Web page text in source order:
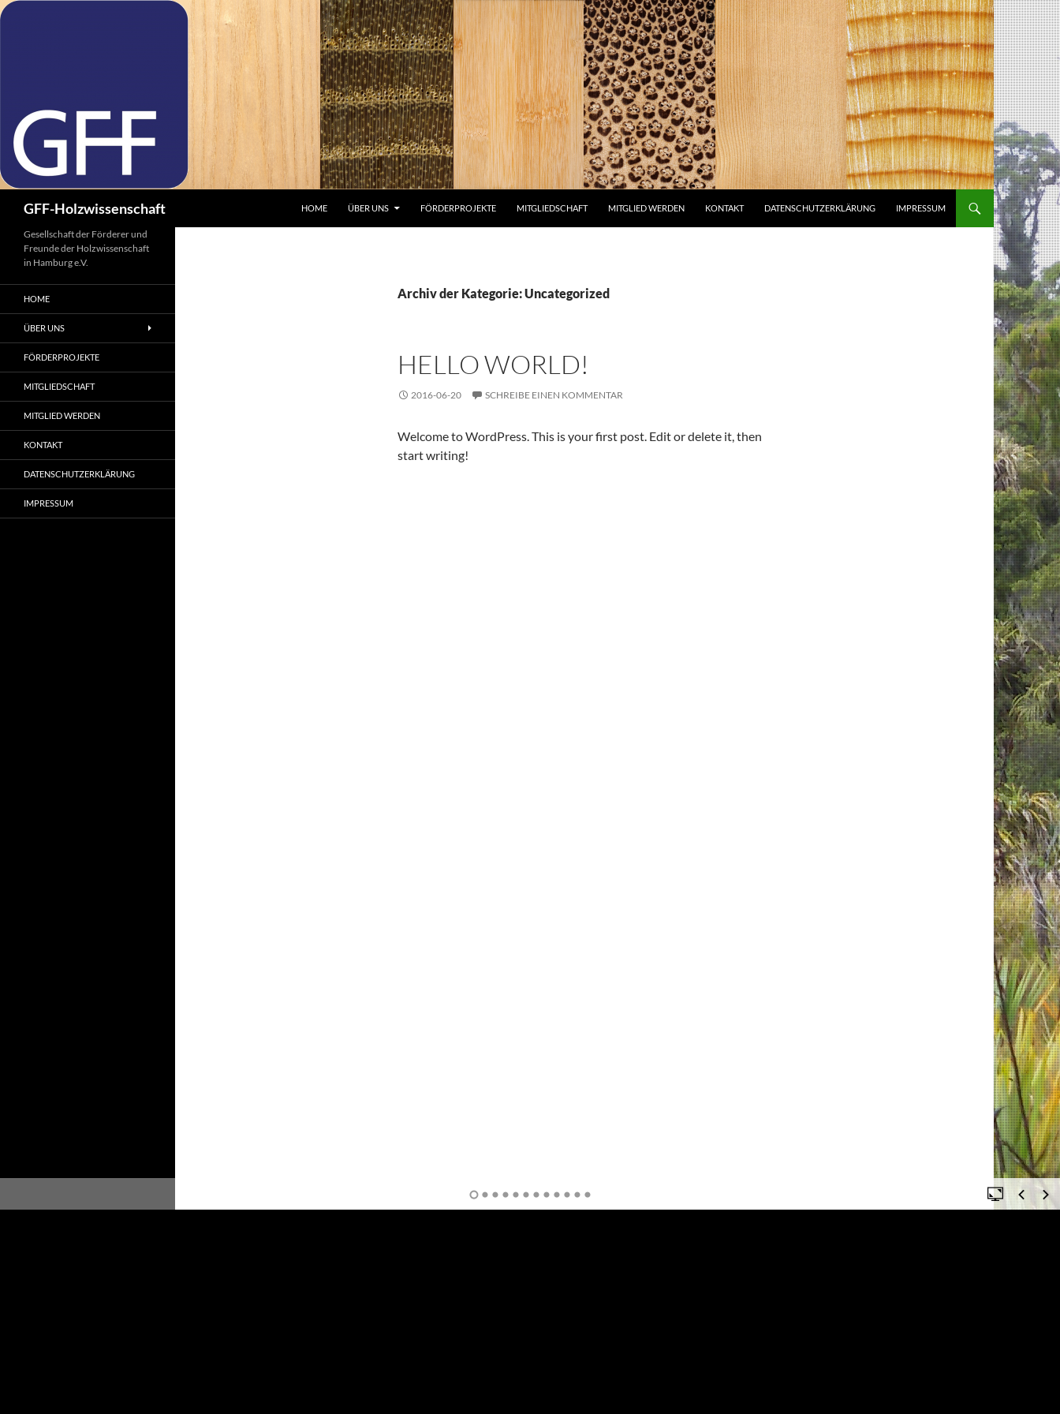
GFF-Holzwissenschaft
HOME
ÜBER UNS FÖRDERPROJEKTE MITGLIEDSCHAFT MITGLIED WERDEN KONTAKT DATENSCHUTZERKLÄRUNG IMPRESSUM
Archiv der Kategorie: Uncategorized
HELLO WORLD!
2016-06-20 SCHREIBE EINEN KOMMENTAR
Welcome to WordPress. This is your first post. Edit or delete it, then
start writing!
Gesellschaft der Förderer und
Freunde der Holzwissenschaft
in Hamburg e.V.
HOME
ÜBER UNS
FÖRDERPROJEKTE
MITGLIEDSCHAFT
MITGLIED WERDEN
KONTAKT
DATENSCHUTZERKLÄRUNG
IMPRESSUM